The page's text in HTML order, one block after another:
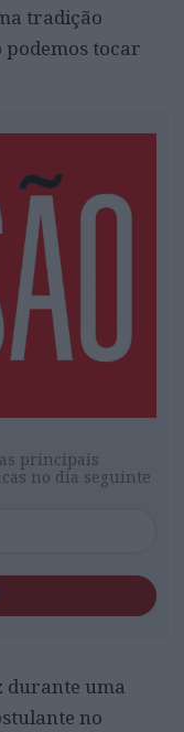
tradição
podemos tocar
principais
no dia seguinte
durante uma
no